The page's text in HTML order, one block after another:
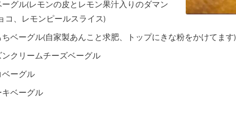
グル(レモンの皮とレモン果汁入りのダマン
コ、レモンピールスライス)
ベーグル(自家製あんこと求肥、トップにきな粉をかけてます)
クリームチーズベーグル
ベーグル
ベーグル